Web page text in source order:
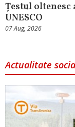
Țestul
UNESCO
07 Aug, 2026
Actualitate